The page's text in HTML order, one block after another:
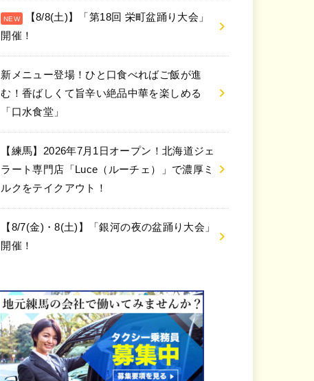
【8/8(土)】「第18回 栄町盆踊り大会」
開催！
新メニュー登場！ひと口食べればご飯が進
む！香ばしくて旨辛い絶品中華を楽しめる
「口水食堂」
【練馬】2026年7月1日オープン！北海道ジェ
ラート専門店「Luce（ルーチェ）」で濃厚ミ
ルクをテイクアウト！
【8/7(金)・8(土)】「銀河の夜の盆踊り大会」
開催！